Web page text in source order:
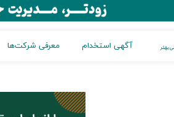
آگهی استخدام معرفی شرکت‌ها